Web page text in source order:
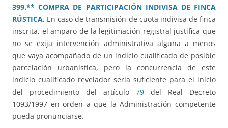
399.** COMPRA DE PARTICIPACIÓN INDIVISA DE FINCA
RÚSTICA. En caso de transmisión de cuota indivisa de finca
inscrita, el amparo de la legitimación registral justifica que
no se exija intervención administrativa alguna a menos
que vaya acompañado de un indicio cualificado de posible
parcelación urbanística, pero la concurrencia de este
indicio cualificado revelador sería suficiente para el inicio
del procedimiento del artículo 79 del Real Decreto
1093/1997 en orden a que la Administración competente
pueda pronunciarse.